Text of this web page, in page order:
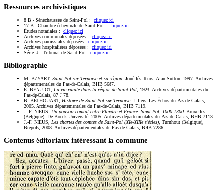
Ressources archivistiques
8 B - Sénéchaussée de Saint-Pol : cliquez ici
17 B - Chambre échevinale de Saint-Pol : cliquez ici
Études notariales : cliquez ici
Archives communales déposées : cliquez ici
Archives paroissiales déposées : cliquez ici
Archives hospitalières déposées : cliquez ici
Série U - Tribunal de Saint-Pol : cliquez ici
Bibliographie
M. BAYART, Saint-Pol-sur-Ternoise et sa région , Joué-lès-Tours, Alan Sutton, 1997. Archives
départementales du Pas-de-Calais, BHB 5687.
É. BEAUJOT, La vie rurale dans la région de Saint-Pol , 1923. Archives départementales du
Pas-de-Calais, 87 J 78.
B. BÉTHOUART, Histoire de Saint-Pol-sur-Ternoise, Lillers, Les Échos du Pas-de-Calais,
2005. Archives départementales du Pas-de-Calais, BHB 7119.
J.-F. NIEUS, Un pouvoir comtal entre Flandre et France. Saint-Pol, 1000-1300 , Bruxelles
(Belgique), De Boeck Université, 2005. Archives départementales du Pas-de-Calais, BHB 7113.
J.-F. NIEUS, Les chartes des comtes de Saint-Pol (XIe-XIIIesiècles) , Turnhout (Belgique),
Brepols, 2008. Archives départementales du Pas-de-Calais, BHB 7286.
Contenus éditoriaux intéressant la commune